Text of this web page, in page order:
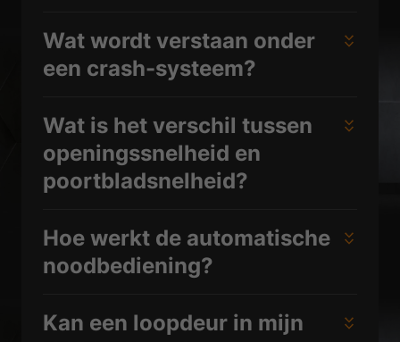
Wat wordt verstaan onder
een crash-systeem?
Wat is het verschil tussen
openingssnelheid en
poortbladsnelheid?
Hoe werkt de automatische
noodbediening?
Kan een loopdeur in mijn